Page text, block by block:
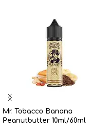
Mr. Tobacco Banana
Peanutbutter 10ml/60ml